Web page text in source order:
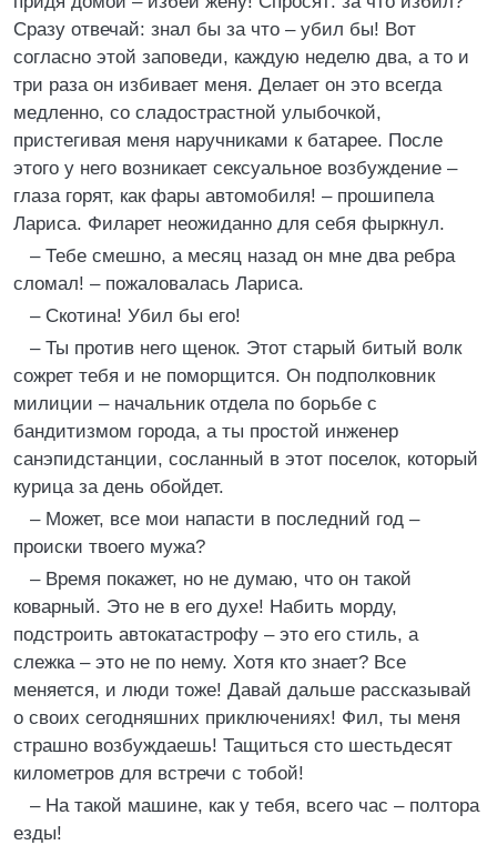
Сразу отвечай: знал бы за что – убил бы! Вот
согласно этой заповеди, каждую неделю два, а то и
три раза он избивает меня. Делает он это всегда
медленно, со сладострастной улыбочкой,
пристегивая меня наручниками к батарее. После
этого у него возникает сексуальное возбуждение –
глаза горят, как фары автомобиля! – прошипела
Лариса. Филарет неожиданно для себя фыркнул.
– Тебе смешно, а месяц назад он мне два ребра
сломал! – пожаловалась Лариса.
– Скотина! Убил бы его!
– Ты против него щенок. Этот старый битый волк
сожрет тебя и не поморщится. Он подполковник
милиции – начальник отдела по борьбе с
бандитизмом города, а ты простой инженер
санэпидстанции, сосланный в этот поселок, который
курица за день обойдет.
– Может, все мои напасти в последний год –
происки твоего мужа?
– Время покажет, но не думаю, что он такой
коварный. Это не в его духе! Набить морду,
подстроить автокатастрофу – это его стиль, а
слежка – это не по нему. Хотя кто знает? Все
меняется, и люди тоже! Давай дальше рассказывай
о своих сегодняшних приключениях! Фил, ты меня
страшно возбуждаешь! Тащиться сто шестьдесят
километров для встречи с тобой!
– На такой машине, как у тебя, всего час – полтора
езды!